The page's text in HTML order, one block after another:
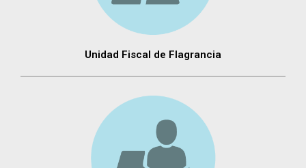
Unidad Fiscal de Flagrancia